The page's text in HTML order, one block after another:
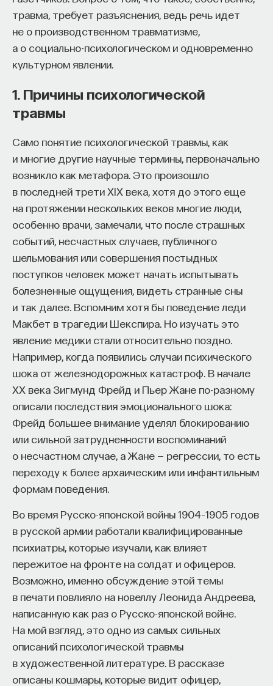
травма, требует разъяснения, ведь речь идет
не о производственном травматизме,
а о социально-психологическом и одновременно
культурном явлении.
1. Причины психологической
травмы
Само понятие психологической травмы, как
и многие другие научные термины, первоначально
возникло как метафора. Это произошло
в последней трети XIX века, хотя до этого еще
на протяжении нескольких веков многие люди,
особенно врачи, замечали, что после страшных
событий, несчастных случаев, публичного
шельмования или совершения постыдных
поступков человек может начать испытывать
болезненные ощущения, видеть странные сны
и так далее. Вспомним хотя бы поведение леди
Макбет в трагедии Шекспира. Но изучать это
явление медики стали относительно поздно.
Например, когда появились случаи психического
шока от железнодорожных катастроф. В начале
ХХ века Зигмунд Фрейд и Пьер Жане по-разному
описали последствия эмоционального шока:
Фрейд большее внимание уделял блокированию
или сильной затрудненности воспоминаний
о несчастном случае, а Жане — регрессии, то есть
переходу к более архаическим или инфантильным
формам поведения.
Во время Русско-японской войны 1904–1905 годов
в русской армии работали квалифицированные
психиатры, которые изучали, как влияет
пережитое на фронте на солдат и офицеров.
Возможно, именно обсуждение этой темы
в печати повлияло на новеллу Леонида Андреева,
написанную как раз о Русско-японской войне.
На мой взгляд, это одно из самых сильных
описаний психологической травмы
в художественной литературе. В рассказе
описаны кошмары, которые видит офицер,
собственное будущее, почему результаты
образования раскрываются на длинной дистанции,
и что на самом деле должен уметь студент,
выходящий в сложный и быстро меняющийся мир.
А еще — почему ИИ не стоит просто запрещать,
как использовать его для диалога, и зачем
университету учить не только знаниям, но и самой
практике мышления и коммуникации.
Основатель ПостНауки Ивар Максутов запускает
проект Naukka Talents.
Это глобальная экосистема для поиска и найма
STEM-специалистов (Science, Technology,
Engineering, Mathematics) в самые амбициозные
Deep-Tech и Biotech проекты по всему миру. Если
вы занимаетесь биоинформатикой, молекулярной
биологией, ИИ или другими наукоемкими
дисциплинами, проект поможет вам найти место
в командах, меняющих индустрию.
Как стать участником:
Образование работает дольше,
чем кажется
«Тема кажется простой: мы определяем цели,
движемся к ним — и дальше все должно
работать. Но в реальности с целеполаганием все
во временном разрыве, когда результат должен
проявиться через несколько лет. Ключевой
эффект образования не раскрывается в тот
момент, когда выпускник выходит на работу, —
тогда все только начинается. Дальше человек
адаптируется и еще много лет пользуется тем,
что получил в университете. Если задуматься, как
долго он опирается на свое первое образование,
речь идет не о нескольких годах,
а о десятилетиях».